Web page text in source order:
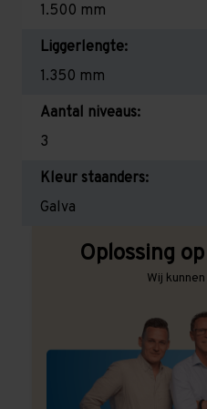
1.500 mm
Liggerlengte:
1.350 mm
Aantal niveaus:
3
Kleur staanders:
Galva
Oplossing
Wij